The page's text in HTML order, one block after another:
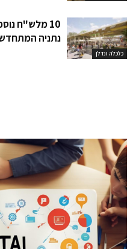
כלכלה ונדלן
10 מלש"ח
נתניה